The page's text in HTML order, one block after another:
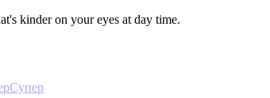
kinder on your eyes at day time.
Супер